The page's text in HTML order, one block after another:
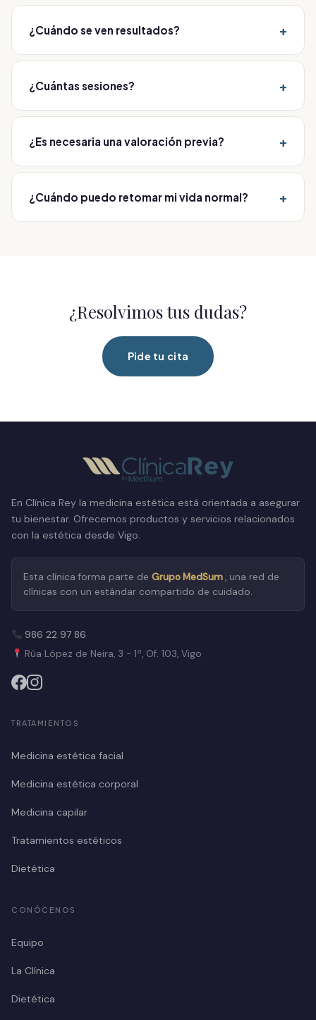
Para la flacidez, la pérdida de densidad y el
envejecimiento global del rostro. La pauta se
personaliza en consulta médica.
¿Cuándo se ven resultados? +
De forma progresiva durante las semanas siguientes.
¿Cuántas sesiones? +
Habitualmente varias, según valoración.
¿Es necesaria una valoración previa? +
Sí. Cada tratamiento parte de una valoración médica
para personalizarlo y cuidar tu seguridad, buscando
siempre un resultado natural.
¿Cuándo puedo retomar mi vida normal? +
¿Resolvimos tus dudas?
Pide tu cita
En Clínica Rey la medicina estética está orientada a asegurar
tu bienestar. Ofrecemos productos y servicios relacionados
con la estética desde Vigo.
Esta clínica forma parte de Grupo MedSum, una red de
clínicas con un estándar compartido de cuidado.
986 22 97 86
Rúa López de Neira, 3 - 1º, Of. 103, Vigo
TRATAMIENTOS
Medicina estética facial
Medicina estética corporal
Medicina capilar
Tratamientos estéticos
Dietética
CONÓCENOS
Equipo
La Clínica
Dietética